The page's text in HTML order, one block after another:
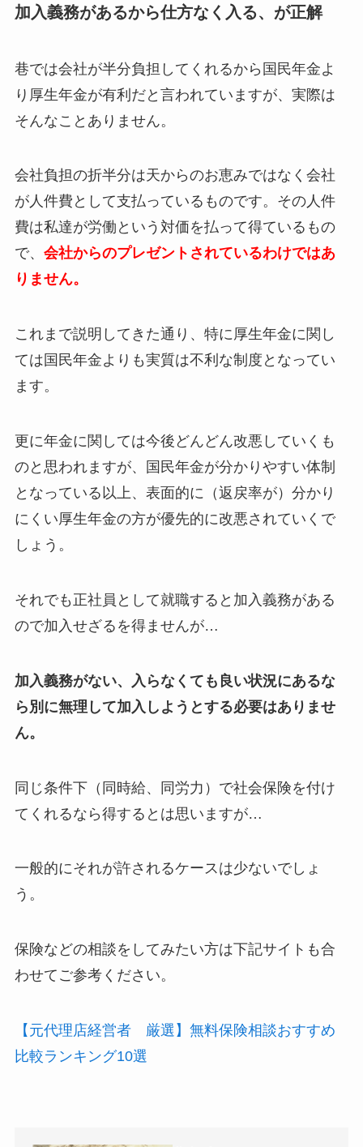
加入義務があるから仕方なく入る、が正解
巷では会社が半分負担してくれるから国民年金よ
り厚生年金が有利だと言われていますが、実際は
そんなことありません。
会社負担の折半分は天からのお恵みではなく会社
が人件費として支払っているものです。その人件
費は私達が労働という対価を払って得ているもの
で、 会社からのプレゼントされているわけではあ
りません。
これまで説明してきた通り、特に厚生年金に関し
ては国民年金よりも実質は不利な制度となってい
ます。
更に年金に関しては今後どんどん改悪していくも
のと思われますが、国民年金が分かりやすい体制
となっている以上、表面的に（返戻率が）分かり
にくい厚生年金の方が優先的に改悪されていくで
しょう。
それでも正社員として就職すると加入義務がある
ので加入せざるを得ませんが…
加入義務がない、入らなくても良い状況にあるな
ら別に無理して加入しようとする必要はありませ
ん。
同じ条件下（同時給、同労力）で社会保険を付け
てくれるなら得するとは思いますが…
一般的にそれが許されるケースは少ないでしょ
う。
保険などの相談をしてみたい方は下記サイトも合
わせてご参考ください。
【元代理店経営者 厳選】無料保険相談おすすめ
比較ランキング10選